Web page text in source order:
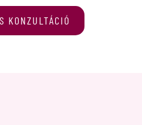
KONZULTÁCIÓ